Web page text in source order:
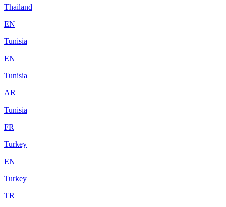
Thailand
EN
Tunisia
EN
Tunisia
AR
Tunisia
FR
Turkey
EN
Turkey
TR